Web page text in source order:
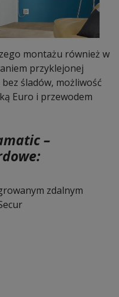
montażu również w
przyklejonej
śladów, możliwość
Euro i przewodem
–
zdalnym